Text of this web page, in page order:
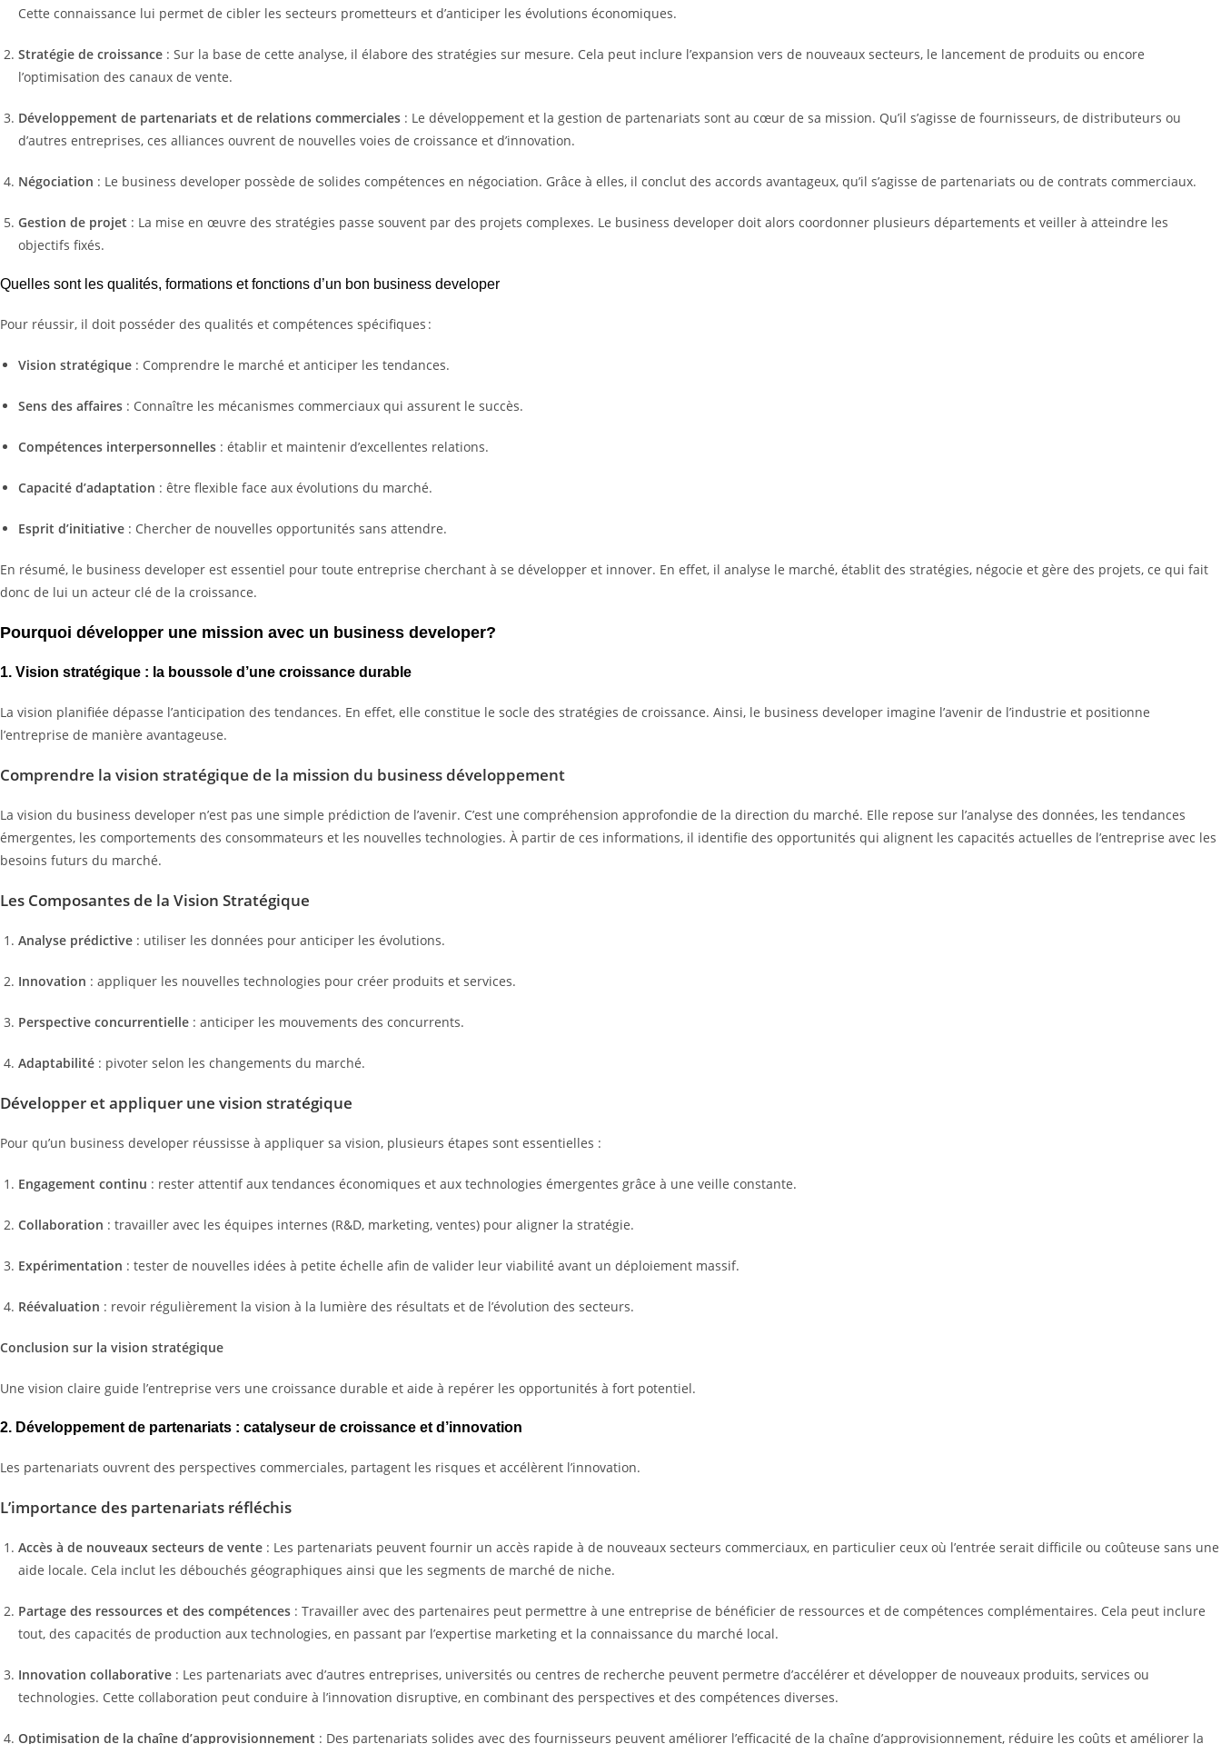
Cette connaissance lui permet de cibler les secteurs prometteurs et d’anticiper les évolutions économiques.
Stratégie de croissance : Sur la base de cette analyse, il élabore des stratégies sur mesure. Cela peut inclure l’expansion vers de nouveaux secteurs, le lancement de produits ou encore
l’optimisation des canaux de vente.
Développement de partenariats et de relations commerciales : Le développement et la gestion de partenariats sont au cœur de sa mission. Qu’il s’agisse de fournisseurs, de distributeurs ou
d’autres entreprises, ces alliances ouvrent de nouvelles voies de croissance et d’innovation.
Négociation : Le business developer possède de solides compétences en négociation. Grâce à elles, il conclut des accords avantageux, qu’il s’agisse de partenariats ou de contrats commerciaux.
Gestion de projet : La mise en œuvre des stratégies passe souvent par des projets complexes. Le business developer doit alors coordonner plusieurs départements et veiller à atteindre les
objectifs fixés.
Quelles sont les qualités, formations et fonctions d’un bon business developer
Pour réussir, il doit posséder des qualités et compétences spécifiques :
Vision stratégique : Comprendre le marché et anticiper les tendances.
Sens des affaires : Connaître les mécanismes commerciaux qui assurent le succès.
Compétences interpersonnelles : établir et maintenir d’excellentes relations.
Capacité d’adaptation : être flexible face aux évolutions du marché.
Esprit d’initiative : Chercher de nouvelles opportunités sans attendre.
En résumé, le business developer est essentiel pour toute entreprise cherchant à se développer et innover. En effet, il analyse le marché, établit des stratégies, négocie et gère des projets, ce qui fait
donc de lui un acteur clé de la croissance.
Pourquoi développer une mission avec un business developer?
1. Vision stratégique : la boussole d’une croissance durable
La vision planifiée dépasse l’anticipation des tendances. En effet, elle constitue le socle des stratégies de croissance. Ainsi, le business developer imagine l’avenir de l’industrie et positionne
l’entreprise de manière avantageuse.
Comprendre la vision stratégique de la mission du business développement
La vision du business developer n’est pas une simple prédiction de l’avenir. C’est une compréhension approfondie de la direction du marché. Elle repose sur l’analyse des données, les tendances
émergentes, les comportements des consommateurs et les nouvelles technologies. À partir de ces informations, il identifie des opportunités qui alignent les capacités actuelles de l’entreprise avec les
besoins futurs du marché.
Les Composantes de la Vision Stratégique
Analyse prédictive : utiliser les données pour anticiper les évolutions.
Innovation : appliquer les nouvelles technologies pour créer produits et services.
Perspective concurrentielle : anticiper les mouvements des concurrents.
Adaptabilité : pivoter selon les changements du marché.
Développer et appliquer une vision stratégique
Pour qu’un business developer réussisse à appliquer sa vision, plusieurs étapes sont essentielles :
Engagement continu : rester attentif aux tendances économiques et aux technologies émergentes grâce à une veille constante.
Collaboration : travailler avec les équipes internes (R&D, marketing, ventes) pour aligner la stratégie.
Expérimentation : tester de nouvelles idées à petite échelle afin de valider leur viabilité avant un déploiement massif.
Réévaluation : revoir régulièrement la vision à la lumière des résultats et de l’évolution des secteurs.
Conclusion sur la vision stratégique
Une vision claire guide l’entreprise vers une croissance durable et aide à repérer les opportunités à fort potentiel.
2. Développement de partenariats : catalyseur de croissance et d’innovation
Les partenariats ouvrent des perspectives commerciales, partagent les risques et accélèrent l’innovation.
L’importance des partenariats réfléchis
Accès à de nouveaux secteurs de vente : Les partenariats peuvent fournir un accès rapide à de nouveaux secteurs commerciaux, en particulier ceux où l’entrée serait difficile ou coûteuse sans une
aide locale. Cela inclut les débouchés géographiques ainsi que les segments de marché de niche.
Partage des ressources et des compétences : Travailler avec des partenaires peut permettre à une entreprise de bénéficier de ressources et de compétences complémentaires. Cela peut inclure
tout, des capacités de production aux technologies, en passant par l’expertise marketing et la connaissance du marché local.
Innovation collaborative : Les partenariats avec d’autres entreprises, universités ou centres de recherche peuvent permetre d’accélérer et développer de nouveaux produits, services ou
technologies. Cette collaboration peut conduire à l’innovation disruptive, en combinant des perspectives et des compétences diverses.
Optimisation de la chaîne d’approvisionnement : Des partenariats solides avec des fournisseurs peuvent améliorer l’efficacité de la chaîne d’approvisionnement, réduire les coûts et améliorer la